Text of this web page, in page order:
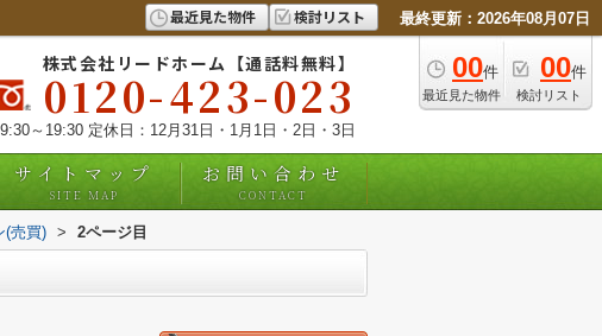
最近見た物件 検討リスト 最終更新：2026年08月07日
00件
最近見た物件
00件
検討リスト
株式会社リードホーム【通話料無料】
0120-423-023
～19:30 定休日：12月31日・1月1日・2日・3日
サイトマップ
SITE MAP
お問い合わせ
CONTACT
(売買) > 2ページ目